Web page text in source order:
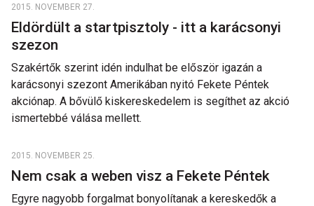
2015. NOVEMBER 27.
Eldördült a startpisztoly - itt a karácsonyi
szezon
Szakértők szerint idén indulhat be először igazán a
karácsonyi szezont Amerikában nyitó Fekete Péntek
akciónap. A bővülő kiskereskedelem is segíthet az akció
ismertebbé válása mellett.
2015. NOVEMBER 25.
Nem csak a weben visz a Fekete Péntek
Egyre nagyobb forgalmat bonyolítanak a kereskedők a